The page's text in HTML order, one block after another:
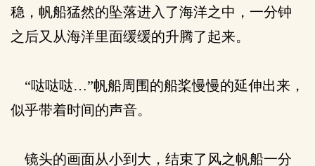
稳，帆船猛然的坠落进入了海洋之中，一分钟
之后又从海洋里面缓缓的升腾了起来。
“哒哒哒…”帆船周围的船桨慢慢的延伸出来，
似乎带着时间的声音。
镜头的画面从小到大，结束了风之帆船一分